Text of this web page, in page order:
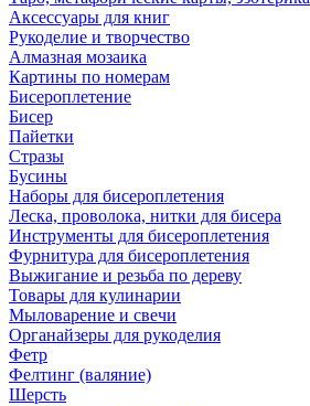
Аксессуары для книг
Рукоделие и творчество
Алмазная мозаика
Картины по номерам
Бисероплетение
Бисер
Пайетки
Стразы
Бусины
Наборы для бисероплетения
Леска, проволока, нитки для бисера
Инструменты для бисероплетения
Фурнитура для бисероплетения
Выжигание и резьба по дереву
Товары для кулинарии
Мыловарение и свечи
Органайзеры для рукоделия
Фетр
Фелтинг (валяние)
Шерсть